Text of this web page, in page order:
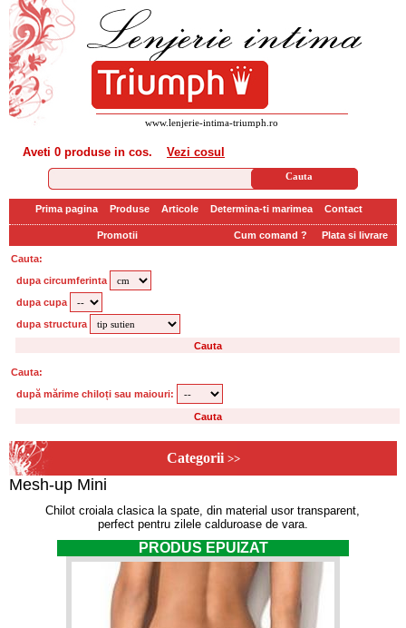
www.lenjerie-intima-triumph.ro
Aveti 0 produse in cos. Vezi cosul
Prima pagina Produse Articole Determina-ti marimea Contact
Promotii Cum comand ? Plata si livrare
Cauta:
dupa circumferinta
dupa cupa
dupa structura
Cauta:
după mărime chiloți sau maiouri:
Categorii >>
Mesh-up Mini
Chilot croiala clasica la spate, din material usor transparent,
perfect pentru zilele calduroase de vara.
PRODUS EPUIZAT